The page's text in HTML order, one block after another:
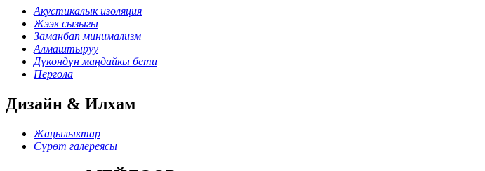
Акустикалык изоляция
Жээк сызыгы
Заманбап минимализм
Алмаштыруу
Дүкөндүн маңдайкы бети
Пергола
Дизайн & Илхам
Жаңылыктар
Сүрөт галереясы